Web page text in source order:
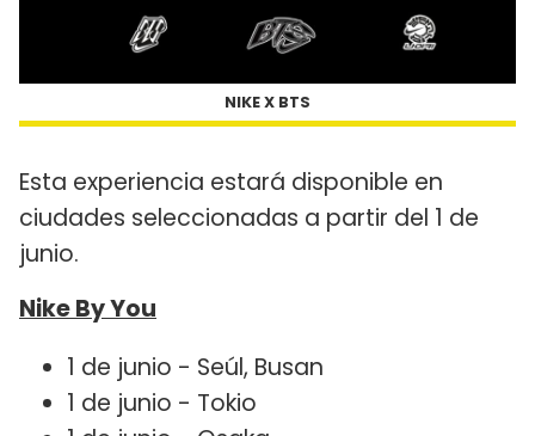
NIKE X BTS
Esta experiencia estará disponible en
ciudades seleccionadas a partir del 1 de
junio.
Nike By You
1 de junio - Seúl, Busan
1 de junio - Tokio